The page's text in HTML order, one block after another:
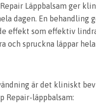
Läppbalsam ger
dagen. En behandling
effekt som effektiv
och spruckna läppar hela
är det kliniskt
Repair-läppbalsam: